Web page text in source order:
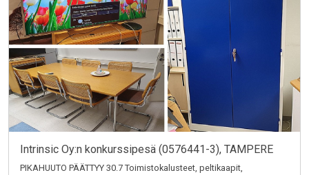
Intrinsic Oy:n konkurssipesä (0576441-3), TAMPERE
PIKAHUUTO PÄÄTTYY 30.7 Toimistokalusteet, peltikaapit,